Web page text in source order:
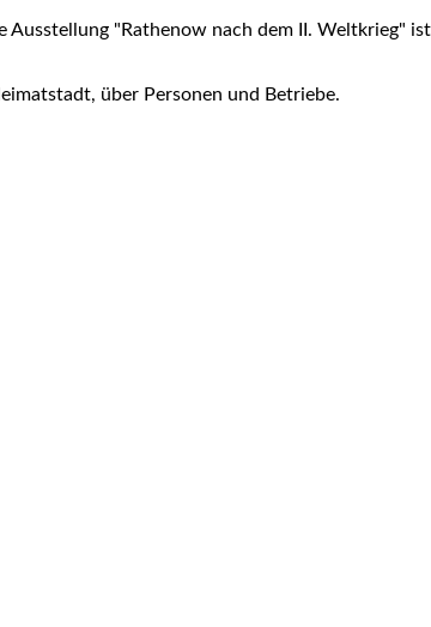
Ausstellung "Rathenow nach dem II. Weltkrieg" ist
über Personen und Betriebe.